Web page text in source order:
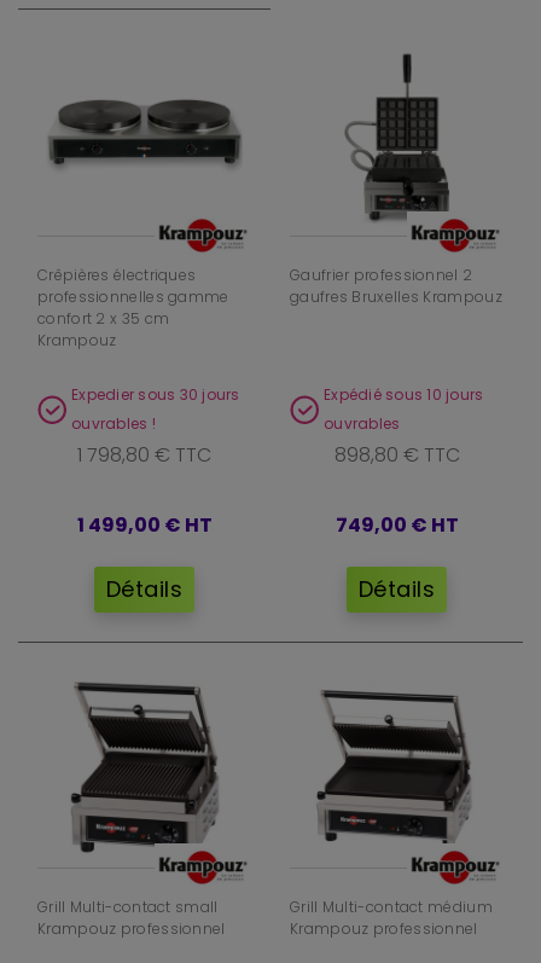
Crêpières électriques
professionnelles gamme
confort 2 x 35 cm
Krampouz
Expedier sous 30 jours
ouvrables !
1 798,80 € TTC
1 499,00 € HT
Détails
Gaufrier professionnel 2
gaufres Bruxelles Krampouz
Expédié sous 10 jours
ouvrables
898,80 € TTC
749,00 € HT
Détails
Grill Multi-contact small
Krampouz professionnel
Grill Multi-contact médium
Krampouz professionnel